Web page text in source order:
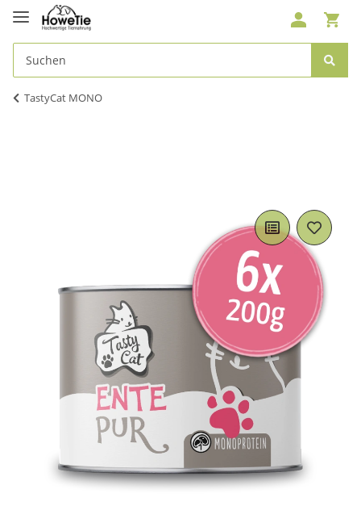
TastyCat MONO